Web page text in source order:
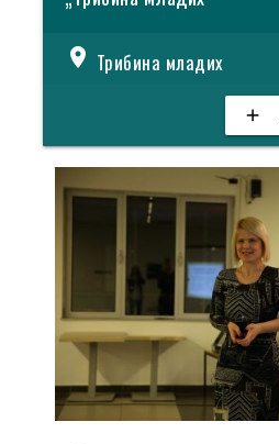
location_on Трибина младих
add